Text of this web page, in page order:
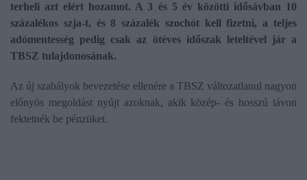
terheli azt elért hozamot. A 3 és 5 év közötti idősávban 10
százalékos szja-t, és 8 százalék szochót kell fizetni, a teljes
adómentesség pedig csak az ötéves időszak leteltével jár a
TBSZ tulajdonosának.
Az új szabályok bevezetése ellenére a TBSZ változatlanul nagyon
előnyös megoldást nyújt azoknak, akik közép- és hosszú távon
fektetnék be pénzüket.